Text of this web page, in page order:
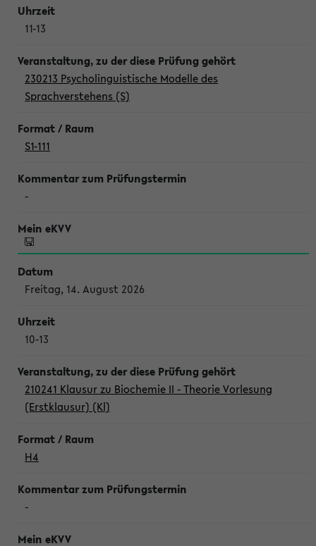
11-13
230213 Psycholinguistische Modelle des
Sprachverstehens (S)
S1-111
-
Freitag, 14. August 2026
10-13
210241 Klausur zu Biochemie II - Theorie Vorlesung
(Erstklausur) (Kl)
H4
-